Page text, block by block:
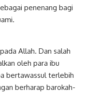
penenang bagi
Allah. Dan salah
oleh para ibu
bertawassul terlebih
berharap barokah-